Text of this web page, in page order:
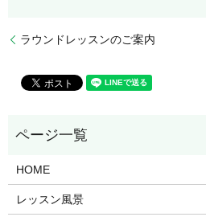
ラウンドレッスンのご案内
HOME
レッスン風景